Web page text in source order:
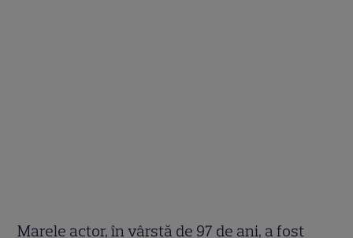
Marele actor, în vârstă de 97 de ani, a fost